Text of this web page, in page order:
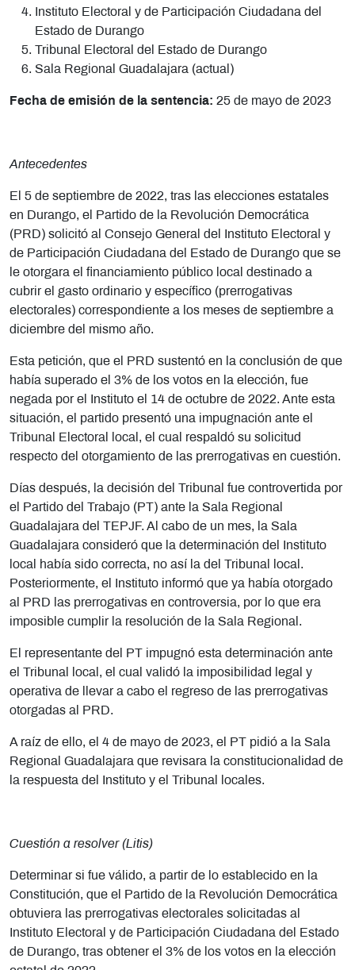
Instituto Electoral y de Participación Ciudadana del
Estado de Durango
Tribunal Electoral del Estado de Durango
Sala Regional Guadalajara (actual)
Fecha de emisión de la sentencia: 25 de mayo de 2023
Antecedentes
El 5 de septiembre de 2022, tras las elecciones estatales
en Durango, el Partido de la Revolución Democrática
(PRD) solicitó al Consejo General del Instituto Electoral y
de Participación Ciudadana del Estado de Durango que se
le otorgara el financiamiento público local destinado a
cubrir el gasto ordinario y específico (prerrogativas
electorales) correspondiente a los meses de septiembre a
diciembre del mismo año.
Esta petición, que el PRD sustentó en la conclusión de que
había superado el 3% de los votos en la elección, fue
negada por el Instituto el 14 de octubre de 2022. Ante esta
situación, el partido presentó una impugnación ante el
Tribunal Electoral local, el cual respaldó su solicitud
respecto del otorgamiento de las prerrogativas en cuestión.
Días después, la decisión del Tribunal fue controvertida por
el Partido del Trabajo (PT) ante la Sala Regional
Guadalajara del TEPJF. Al cabo de un mes, la Sala
Guadalajara consideró que la determinación del Instituto
local había sido correcta, no así la del Tribunal local.
Posteriormente, el Instituto informó que ya había otorgado
al PRD las prerrogativas en controversia, por lo que era
imposible cumplir la resolución de la Sala Regional.
El representante del PT impugnó esta determinación ante
el Tribunal local, el cual validó la imposibilidad legal y
operativa de llevar a cabo el regreso de las prerrogativas
otorgadas al PRD.
A raíz de ello, el 4 de mayo de 2023, el PT pidió a la Sala
Regional Guadalajara que revisara la constitucionalidad de
la respuesta del Instituto y el Tribunal locales.
Cuestión a resolver (Litis)
Determinar si fue válido, a partir de lo establecido en la
Constitución, que el Partido de la Revolución Democrática
obtuviera las prerrogativas electorales solicitadas al
Instituto Electoral y de Participación Ciudadana del Estado
de Durango, tras obtener el 3% de los votos en la elección